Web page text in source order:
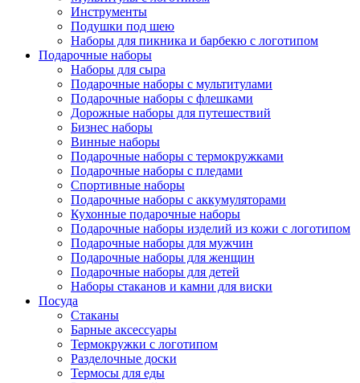
Инструменты
Подушки под шею
Наборы для пикника и барбекю с логотипом
Подарочные наборы
Наборы для сыра
Подарочные наборы с мультитулами
Подарочные наборы с флешками
Дорожные наборы для путешествий
Бизнес наборы
Винные наборы
Подарочные наборы с термокружками
Подарочные наборы с пледами
Спортивные наборы
Подарочные наборы с аккумуляторами
Кухонные подарочные наборы
Подарочные наборы изделий из кожи с логотипом
Подарочные наборы для мужчин
Подарочные наборы для женщин
Подарочные наборы для детей
Наборы стаканов и камни для виски
Посуда
Стаканы
Барные аксессуары
Термокружки с логотипом
Разделочные доски
Термосы для еды